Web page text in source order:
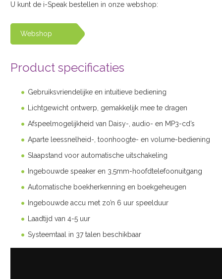
U kunt de i-Speak bestellen in onze webshop:
Webshop
Product specificaties
Gebruiksvriendelijke en intuitieve bediening
Lichtgewicht ontwerp, gemakkelijk mee te dragen
Afspeelmogelijkheid van Daisy-, audio- en MP3-cd’s
Aparte leessnelheid-, toonhoogte- en volume-bediening
Slaapstand voor automatische uitschakeling
Ingebouwde speaker en 3,5mm-hoofdtelefoonuitgang
Automatische boekherkenning en boekgeheugen
Ingebouwde accu met zo’n 6 uur speelduur
Laadtijd van 4-5 uur
Systeemtaal in 37 talen beschikbaar